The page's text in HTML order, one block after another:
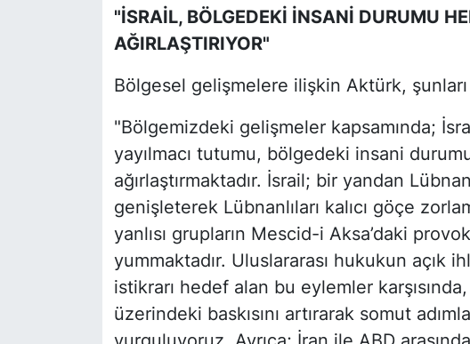
"İSRAİL, BÖLGEDEKİ İNSANİ DURUMU
AĞIRLAŞTIRIYOR"
Bölgesel gelişmelere ilişkin Aktürk,
"Bölgemizdeki gelişmeler kapsamında;
yayılmacı tutumu, bölgedeki insani
ağırlaştırmaktadır. İsrail; bir yandan
genişleterek Lübnanlıları kalıcı göçe
yanlısı grupların Mescid-i Aksa’daki
yummaktadır. Uluslararası hukukun açık
istikrarı hedef alan bu eylemler
üzerindeki baskısını artırarak somut